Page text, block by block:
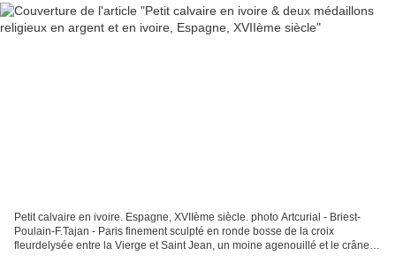
Petit calvaire en ivoire. Espagne, XVIIème siècle. photo Artcurial - Briest-
Poulain-F.Tajan - Paris finement sculpté en ronde bosse de la croix
fleurdelysée entre la Vierge et Saint Jean, un moine agenouillé et le crâne